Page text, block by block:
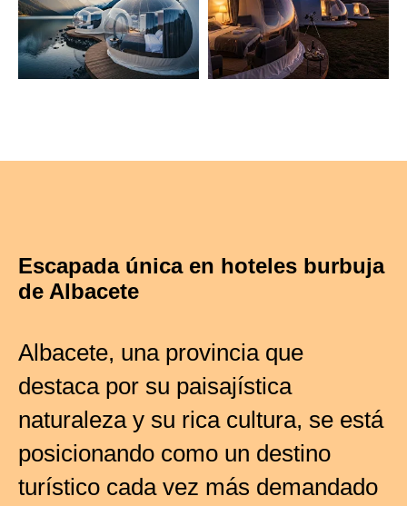
Escapada única en hoteles burbuja
de Albacete
Albacete, una provincia que
destaca por su paisajística
naturaleza y su rica cultura, se está
posicionando como un destino
turístico cada vez más demandado